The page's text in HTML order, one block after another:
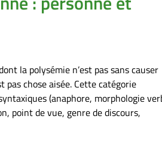
la polysémie n’est pas sans causer
pas chose aisée. Cette catégorie
(anaphore, morphologie
point de vue, genre de discours,